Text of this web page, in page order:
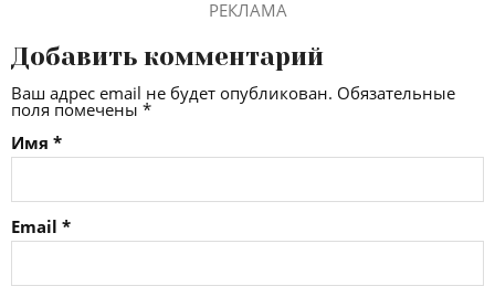
РЕКЛАМА
Добавить комментарий
Ваш адрес email не будет опубликован. Обязательные
поля помечены *
Имя *
Email *